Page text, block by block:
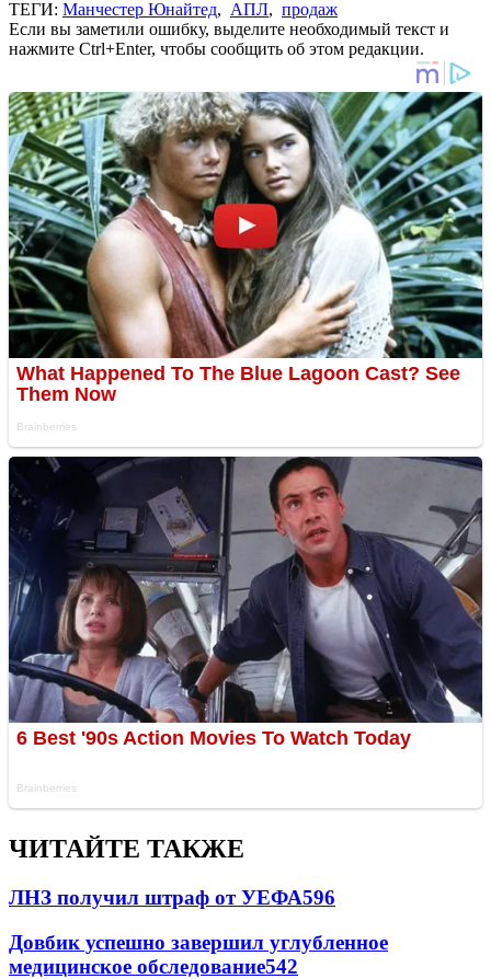
ТЕГИ: Манчестер Юнайтед, АПЛ, продаж
Если вы заметили ошибку, выделите необходимый текст и
нажмите Ctrl+Enter, чтобы сообщить об этом редакции.
ЧИТАЙТЕ ТАКЖЕ
ЛНЗ получил штраф от УЕФА596
Довбик успешно завершил углубленное
медицинское обследование542